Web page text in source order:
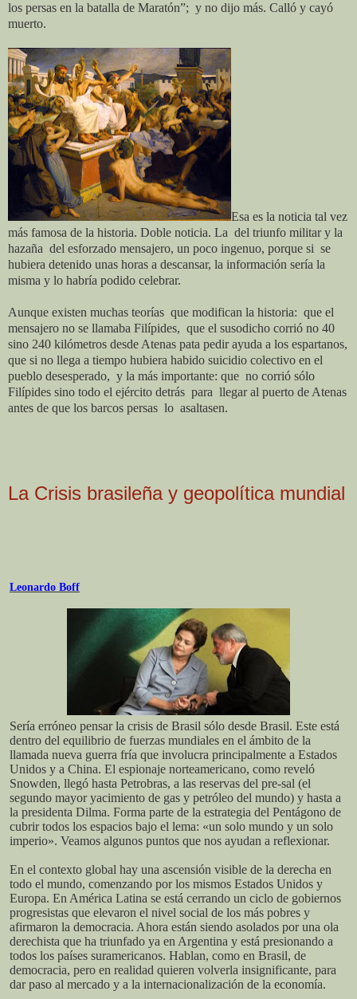
los persas en la batalla de Maratón”; y no dijo más. Calló y cayó
muerto.
Esa es la noticia tal vez
más famosa de la historia. Doble noticia. La del triunfo militar y la
hazaña del esforzado mensajero, un poco ingenuo, porque si se
hubiera detenido unas horas a descansar, la información sería la
misma y lo habría podido celebrar.
Aunque existen muchas teorías que modifican la historia: que el
mensajero no se llamaba Filípides, que el susodicho corrió no 40
sino 240 kilómetros desde Atenas pata pedir ayuda a los espartanos,
que si no llega a tiempo hubiera habido suicidio colectivo en el
pueblo desesperado, y la más importante: que no corrió sólo
Filípides sino todo el ejército detrás para llegar al puerto de Atenas
antes de que los barcos persas lo asaltasen.
La Crisis brasileña y geopolítica mundial
Leonardo Boff
Sería erróneo pensar la crisis de Brasil sólo desde Brasil. Este está
dentro del equilibrio de fuerzas mundiales en el ámbito de la
llamada nueva guerra fría que involucra principalmente a Estados
Unidos y a China. El espionaje norteamericano, como reveló
Snowden, llegó hasta Petrobras, a las reservas del pre-sal (el
segundo mayor yacimiento de gas y petróleo del mundo) y hasta a
la presidenta Dilma. Forma parte de la estrategia del Pentágono de
cubrir todos los espacios bajo el lema: «un solo mundo y un solo
imperio». Veamos algunos puntos que nos ayudan a reflexionar.
En el contexto global hay una ascensión visible de la derecha en
todo el mundo, comenzando por los mismos Estados Unidos y
Europa. En América Latina se está cerrando un ciclo de gobiernos
progresistas que elevaron el nivel social de los más pobres y
afirmaron la democracia. Ahora están siendo asolados por una ola
derechista que ha triunfado ya en Argentina y está presionando a
todos los países suramericanos. Hablan, como en Brasil, de
democracia, pero en realidad quieren volverla insignificante, para
dar paso al mercado y a la internacionalización de la economía.